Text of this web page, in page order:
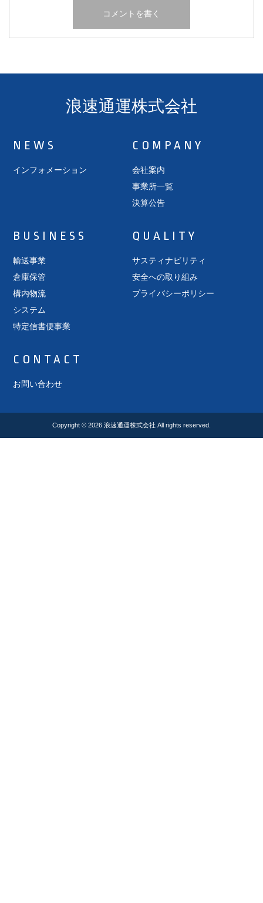
浪速通運株式会社
NEWS
インフォメーション
COMPANY
会社案内
事業所一覧
決算公告
BUSINESS
輸送事業
倉庫保管
構内物流
システム
特定信書便事業
QUALITY
サスティナビリティ
安全への取り組み
プライバシーポリシー
CONTACT
お問い合わせ
Copyright © 2026 浪速通運株式会社 All rights reserved.